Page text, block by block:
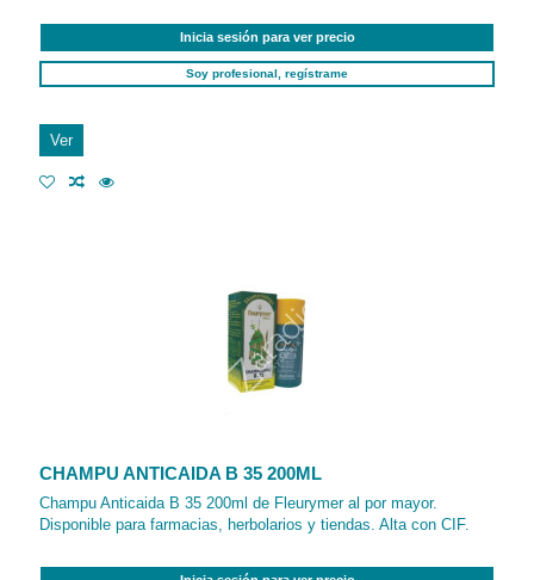
Inicia sesión para ver precio
Soy profesional, regístrame
Ver
CHAMPU ANTICAIDA B 35 200ML
Champu Anticaida B 35 200ml de Fleurymer al por mayor.
Disponible para farmacias, herbolarios y tiendas. Alta con CIF.